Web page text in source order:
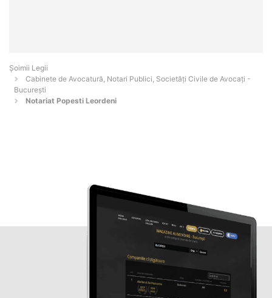
Șoimii Legii
Cabinete de Avocatură, Notari Publici, Societăți Civile de Avocați -
Bucureşti
Notariat Popesti Leordeni